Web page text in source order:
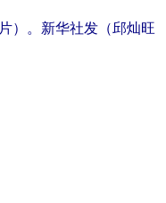
）。新华社发（邱灿旺